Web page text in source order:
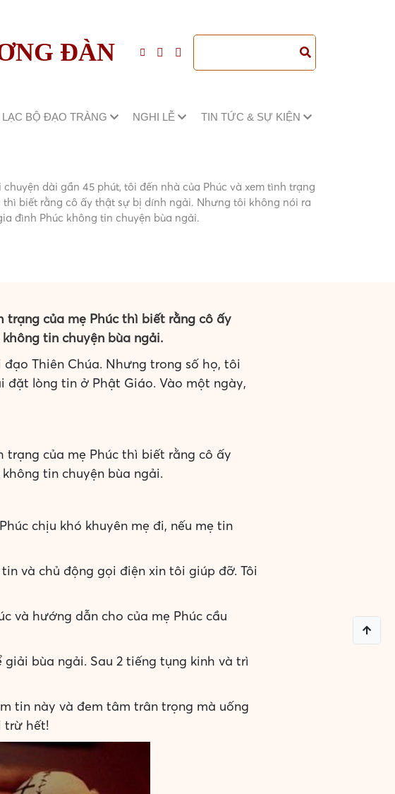
ĐÀN
BỘ ĐẠO TRÀNG NGHI LỄ TIN TỨC & SỰ KIỆN
chuyện dài gần 45 phút, tôi đến nhà của Phúc và xem tình trạng
thì biết rằng cô ấy thật sự bị dính ngải. Nhưng tôi không nói ra
đình Phúc không tin chuyện bùa ngải.
trạng của mẹ Phúc thì biết rằng cô ấy
tin chuyện bùa ngải.
Thiên Chúa. Nhưng trong số họ, tôi
lòng tin ở Phật Giáo. Vào một ngày,
trạng của mẹ Phúc thì biết rằng cô ấy
tin chuyện bùa ngải.
chịu khó khuyên mẹ đi, nếu mẹ tin
và chủ động gọi điện xin tôi giúp đỡ. Tôi
và hướng dẫn cho của mẹ Phúc cầu
bùa ngải. Sau 2 tiếng tụng kinh và trì
tin này và đem tâm trân trọng mà uống
trừ hết!